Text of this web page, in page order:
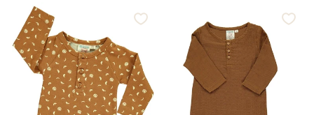
Combinaison
bébé
à
manches
longues
imprimé
moutarde
mousseline
basique
marron